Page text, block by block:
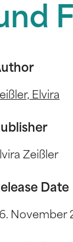
Elvira
Zeißler
Date
November